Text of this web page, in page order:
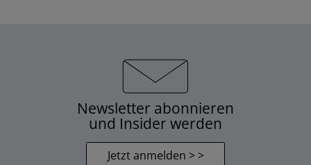
Newsletter abonnieren
und Insider werden
Jetzt anmelden > >